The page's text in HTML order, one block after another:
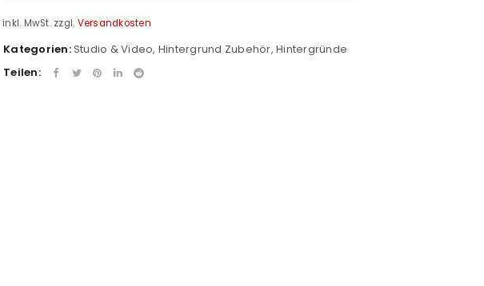
inkl. MwSt. zzgl. Versandkosten
Kategorien:Studio & Video, Hintergrund Zubehör, Hintergründe
Teilen: